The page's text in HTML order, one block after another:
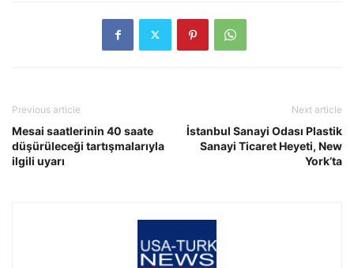
Previous article
Mesai saatlerinin 40 saate
düşürüleceği tartışmalarıyla
ilgili uyarı
Next article
İstanbul Sanayi Odası Plastik
Sanayi Ticaret Heyeti, New
York’ta